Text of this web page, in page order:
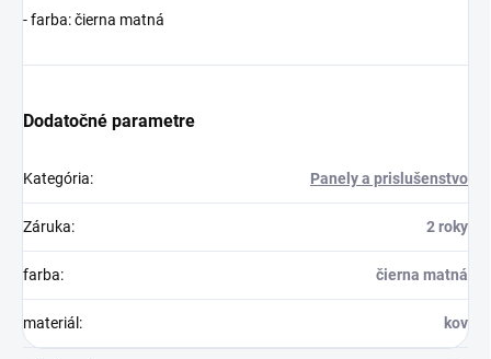
- farba: čierna matná
Dodatočné parametre
Kategória: Panely a prislušenstvo
Záruka: 2 roky
farba: čierna matná
materiál : kov